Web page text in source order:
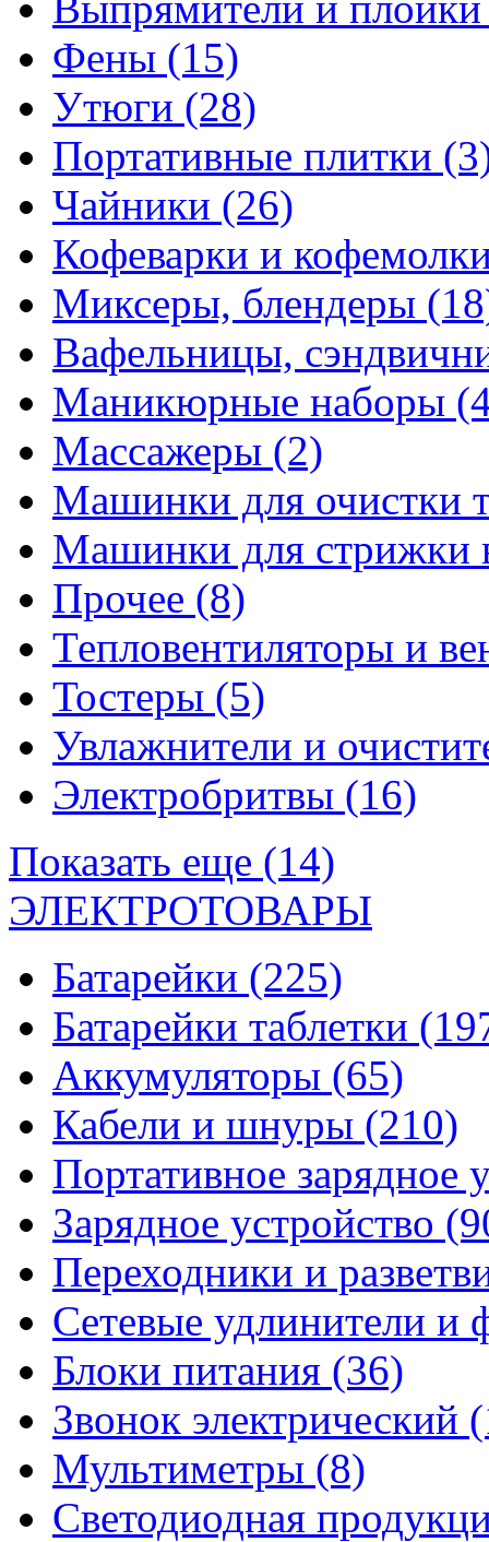
Фены (15)
Утюги (28)
Портативные плитки
Чайники (26)
Кофеварки и
Миксеры, блендеры
Вафельницы,
Маникюрные наборы
Массажеры (2)
Машинки для очистки
Машинки для стрижки
Прочее (8)
Тепловентиляторы и
Тостеры (5)
Увлажнители и
Электробритвы (16)
Показать еще (14)
ЭЛЕКТРОТОВАРЫ
Батарейки (225)
Батарейки таблетки
Аккумуляторы (65)
Кабели и шнуры (210)
Портативное зарядное
Зарядное устройство
Переходники и
Сетевые удлинители и
Блоки питания (36)
Звонок электрический
Мультиметры (8)
Светодиодная